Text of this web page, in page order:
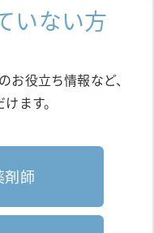
いない方
役立ち情報など、
ます。
剤師